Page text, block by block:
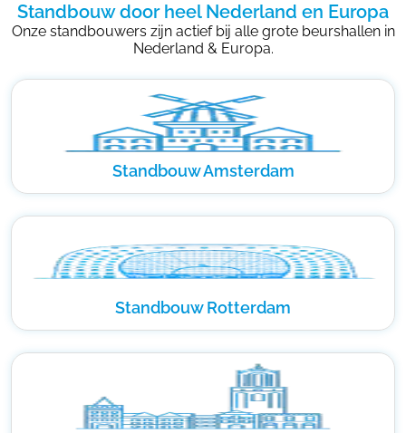
Standbouw door heel Nederland en Europa
Onze standbouwers zijn actief bij alle grote beurshallen in
Nederland & Europa.
Standbouw Amsterdam
Standbouw Rotterdam